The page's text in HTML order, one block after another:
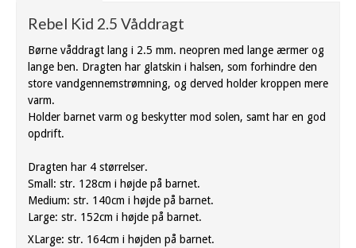
Rebel Kid 2.5 Våddragt
Børne våddragt lang i 2.5 mm. neopren med lange ærmer og
lange ben. Dragten har glatskin i halsen, som forhindre den
store vandgennemstrømning, og derved holder kroppen mere
varm.
Holder barnet varm og beskytter mod solen, samt har en god
opdrift.
Dragten har 4 størrelser.
Small: str. 128cm i højde på barnet.
Medium: str. 140cm i højde på barnet.
Large: str. 152cm i højde på barnet.
XLarge: str. 164cm i højden på barnet.